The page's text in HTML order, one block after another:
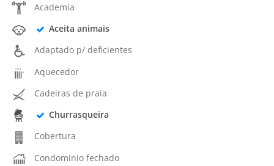
Academia
Aceita animais
Adaptado p/ deficientes
Aquecedor
Cadeiras de praia
Churrasqueira
Cobertura
Condomínio fechado